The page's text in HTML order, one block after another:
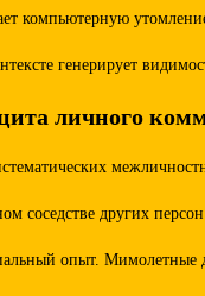
компьютерную
генерирует
личного
соседстве других
опыт.